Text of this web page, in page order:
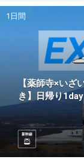
1日間
【薬師寺×いざ
き】日帰り
新幹線